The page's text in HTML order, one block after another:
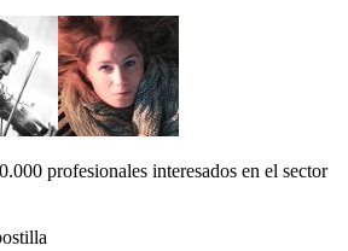
profesionales interesados en el sector